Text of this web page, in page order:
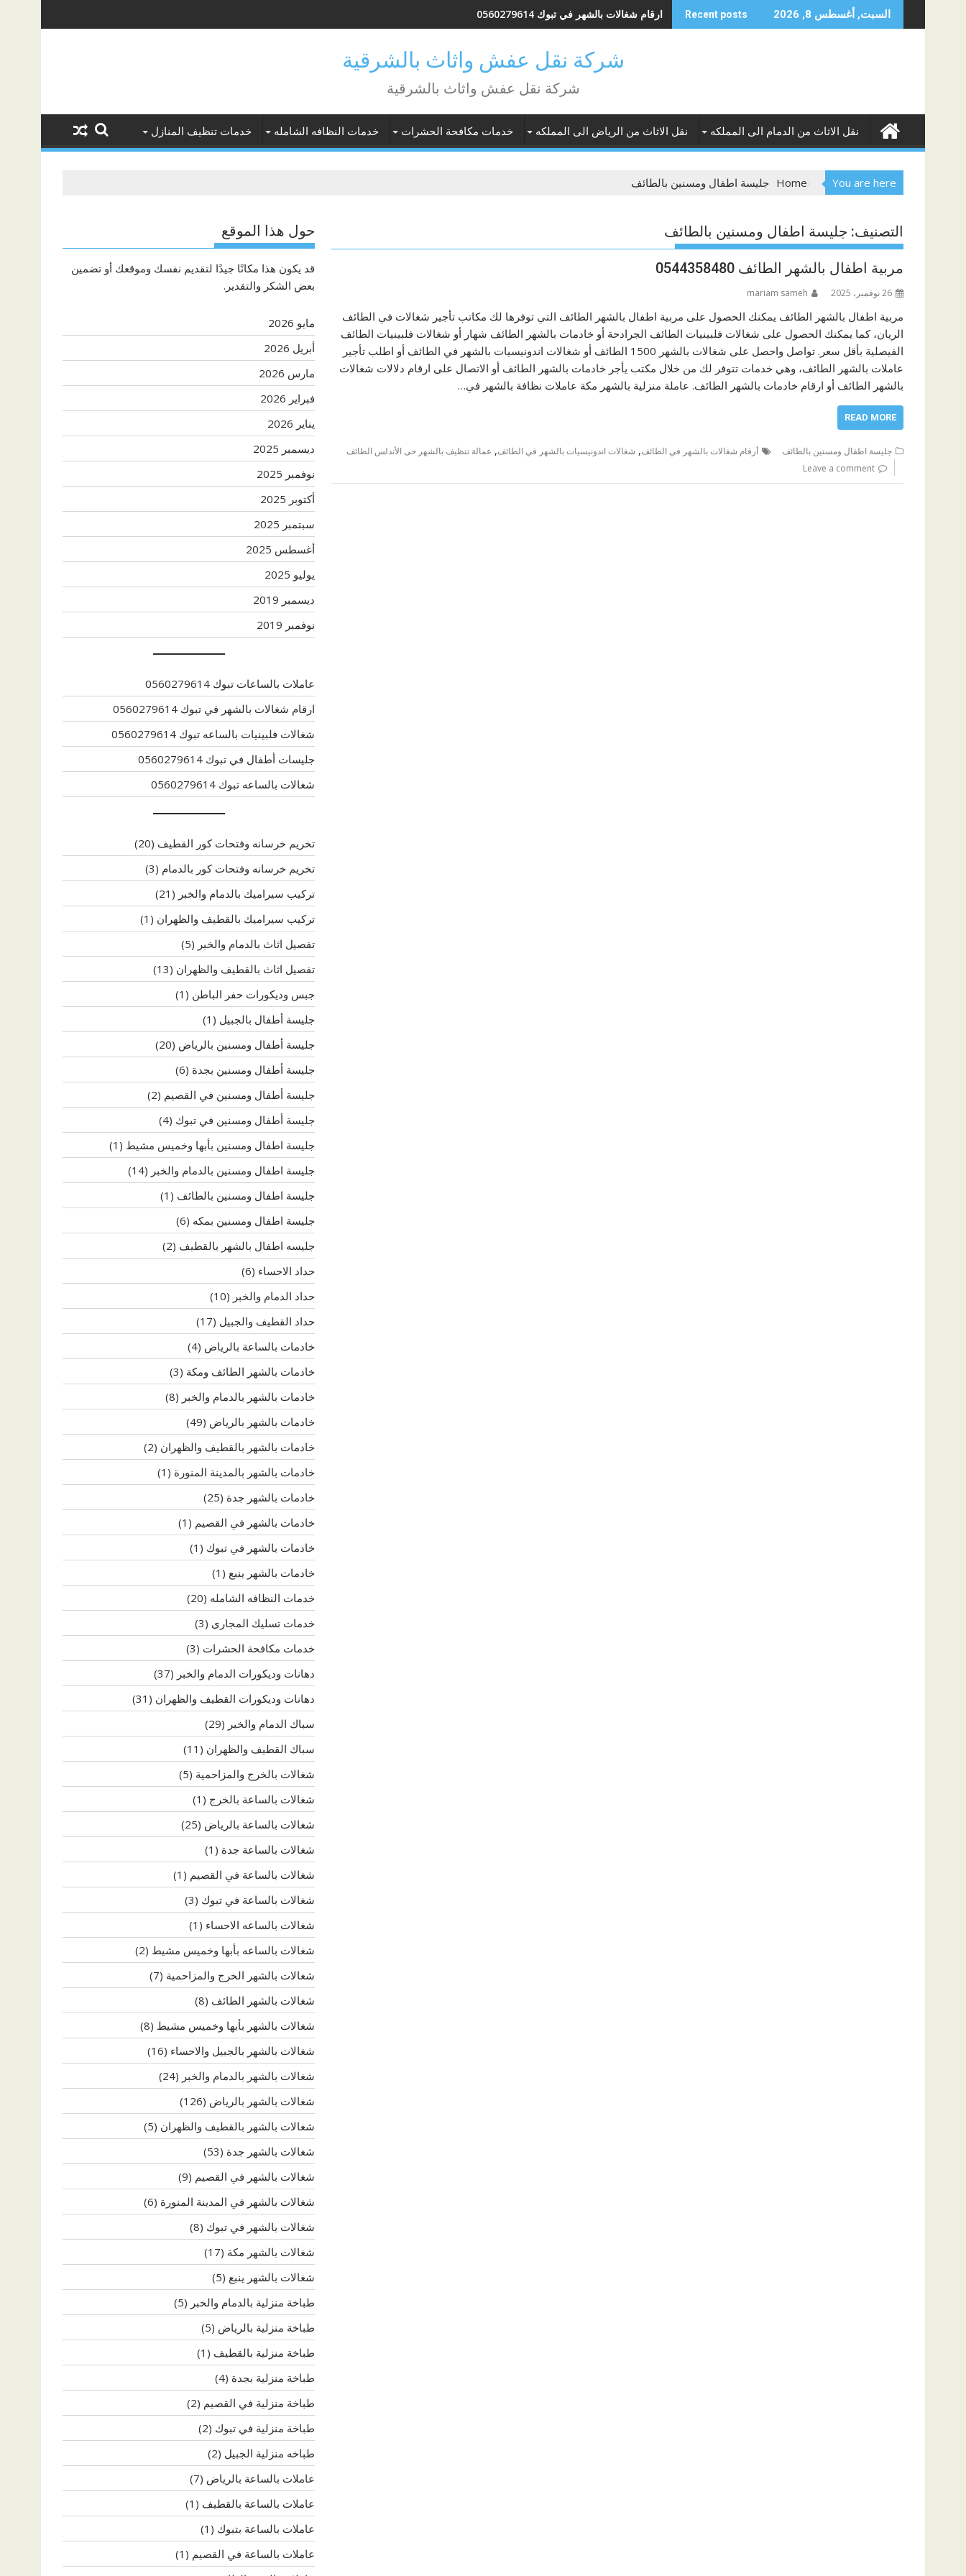
to
السبت, أغسطس 8, 2026 Recent posts ارقام شغالات بالشهر في تبوك 0560279614
شركة نقل عفش واثاث بالشرقية
شركة نقل عفش واثاث بالشرقية
نقل الاثاث من الدمام الى المملكه نقل الاثاث من الرياض الى المملكه خدمات مكافحة الحشرات خدمات النظافه الشامله خدمات تنظيف المنازل
You are here
Home جليسة اطفال ومسنين بالطائف
التصنيف: جليسة اطفال ومسنين بالطائف
مربية اطفال بالشهر الطائف 0544358480
26 نوفمبر، 2025 mariam sameh
مربية اطفال بالشهر الطائف يمكنك الحصول على مربية اطفال بالشهر الطائف التي توفرها لك مكاتب تأجير شغالات في الطائف
الريان، كما يمكنك الحصول على شغالات فلبينيات الطائف الجرادحة أو خادمات بالشهر الطائف شهار أو شغالات فلبينيات الطائف
الفيصلية بأقل سعر. تواصل واحصل على شغالات بالشهر 1500 الطائف أو شغالات اندونيسيات بالشهر في الطائف أو اطلب تأجير
عاملات بالشهر الطائف، وهي خدمات تتوفر لك من خلال مكتب يأجر خادمات بالشهر الطائف أو الاتصال على ارقام دلالات شغالات
بالشهر الطائف أو ارقام خادمات بالشهر الطائف. عاملة منزلية بالشهر مكة عاملات نظافة بالشهر في…
READ MORE
جليسة اطفال ومسنين بالطائف أرقام شغالات بالشهر في الطائف, شغالات اندونيسيات بالشهر في الطائف, عمالة تنظيف بالشهر حى الأندلس الطائف
Leave a comment
حول هذا الموقع
قد يكون هذا مكانًا جيدًا لتقديم نفسك وموقعك أو تضمين
بعض الشكر والتقدير.
مايو 2026
أبريل 2026
مارس 2026
فبراير 2026
يناير 2026
ديسمبر 2025
نوفمبر 2025
أكتوبر 2025
سبتمبر 2025
أغسطس 2025
يوليو 2025
ديسمبر 2019
نوفمبر 2019
عاملات بالساعات تبوك 0560279614
ارقام شغالات بالشهر في تبوك 0560279614
شغالات فلبينيات بالساعه تبوك 0560279614
جليسات أطفال في تبوك 0560279614
شغالات بالساعه تبوك 0560279614
تخريم خرسانه وفتحات كور القطيف (20)
تخريم خرسانه وفتحات كور بالدمام (3)
تركيب سيراميك بالدمام والخبر (21)
تركيب سيراميك بالقطيف والظهران (1)
تفصيل اثاث بالدمام والخبر (5)
تفصيل اثاث بالقطيف والظهران (13)
جبس وديكورات حفر الباطن (1)
جليسة أطفال بالجبيل (1)
جليسة أطفال ومسنين بالرياض (20)
جليسة أطفال ومسنين بجدة (6)
جليسة أطفال ومسنين في القصيم (2)
جليسة أطفال ومسنين في تبوك (4)
جليسة اطفال ومسنين بأبها وخميس مشيط (1)
جليسة اطفال ومسنين بالدمام والخبر (14)
جليسة اطفال ومسنين بالطائف (1)
جليسة اطفال ومسنين بمكه (6)
جليسه اطفال بالشهر بالقطيف (2)
حداد الاحساء (6)
حداد الدمام والخبر (10)
حداد القطيف والجبيل (17)
خادمات بالساعة بالرياض (4)
خادمات بالشهر الطائف ومكة (3)
خادمات بالشهر بالدمام والخبر (8)
خادمات بالشهر بالرياض (49)
خادمات بالشهر بالقطيف والظهران (2)
خادمات بالشهر بالمدينة المنورة (1)
خادمات بالشهر جدة (25)
خادمات بالشهر في القصيم (1)
خادمات بالشهر في تبوك (1)
خادمات بالشهر ينبع (1)
خدمات النظافه الشامله (20)
خدمات تسليك المجارى (3)
خدمات مكافحة الحشرات (3)
دهانات وديكورات الدمام والخبر (37)
دهانات وديكورات القطيف والظهران (31)
سباك الدمام والخبر (29)
سباك القطيف والظهران (11)
شغالات بالخرج والمزاحمية (5)
شغالات بالساعة بالخرج (1)
شغالات بالساعة بالرياض (25)
شغالات بالساعة جدة (1)
شغالات بالساعة في القصيم (1)
شغالات بالساعة في تبوك (3)
شغالات بالساعه الاحساء (1)
شغالات بالساعه بأبها وخميس مشيط (2)
شغالات بالشهر الخرج والمزاحمية (7)
شغالات بالشهر الطائف (8)
شغالات بالشهر بأبها وخميس مشيط (8)
شغالات بالشهر بالجبيل والاحساء (16)
شغالات بالشهر بالدمام والخبر (24)
شغالات بالشهر بالرياض (126)
شغالات بالشهر بالقطيف والظهران (5)
شغالات بالشهر جدة (53)
شغالات بالشهر في القصيم (9)
شغالات بالشهر في المدينة المنورة (6)
شغالات بالشهر في تبوك (8)
شغالات بالشهر مكة (17)
شغالات بالشهر ينبع (5)
طباخة منزلية بالدمام والخبر (5)
طباخة منزلية بالرياض (5)
طباخة منزلية بالقطيف (1)
طباخة منزلية بجدة (4)
طباخة منزلية في القصيم (2)
طباخة منزلية في تبوك (2)
طباخه منزلية الجبيل (2)
عاملات بالساعة بالرياض (7)
عاملات بالساعة بالقطيف (1)
عاملات بالساعة بتبوك (1)
عاملات بالساعة في القصيم (1)